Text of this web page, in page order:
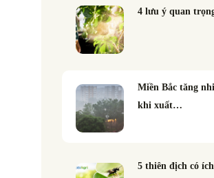
4 lưu ý quan
Miền Bắc tăng
khi xuất…
5 thiên địch có